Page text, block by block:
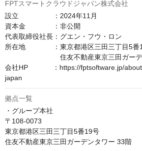
FPTスマートクラウドジャパン株式会社
設立　　　　　：2024年11月
資本金　　　　：非公開
代表取締役社長：グエン・フウ・ロン
所在地　　　　：東京都港区三田三丁目5番
住友不動産東京三田ガーデン
会社HP　　　  ：https://fptsoftware.jp/
japan
拠点一覧
・グループ本社
〒108-0073
東京都港区三田三丁目5番19号
住友不動産東京三田ガーデンタワー 33階